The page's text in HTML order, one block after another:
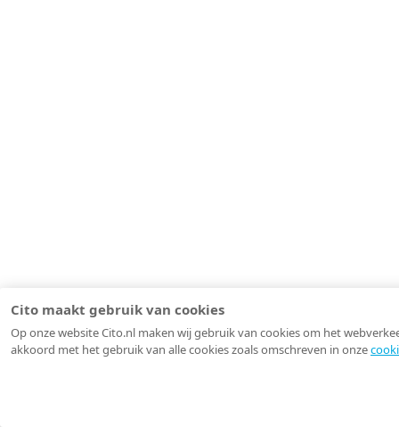
Cito maakt gebruik van cookies
Op onze website Cito.nl maken wij gebruik van cookies om het
akkoord met het gebruik van alle cookies zoals omschreven in onze